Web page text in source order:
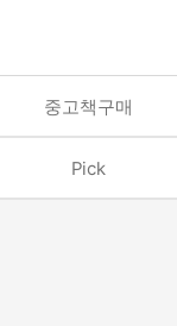
중고책구매
Pick